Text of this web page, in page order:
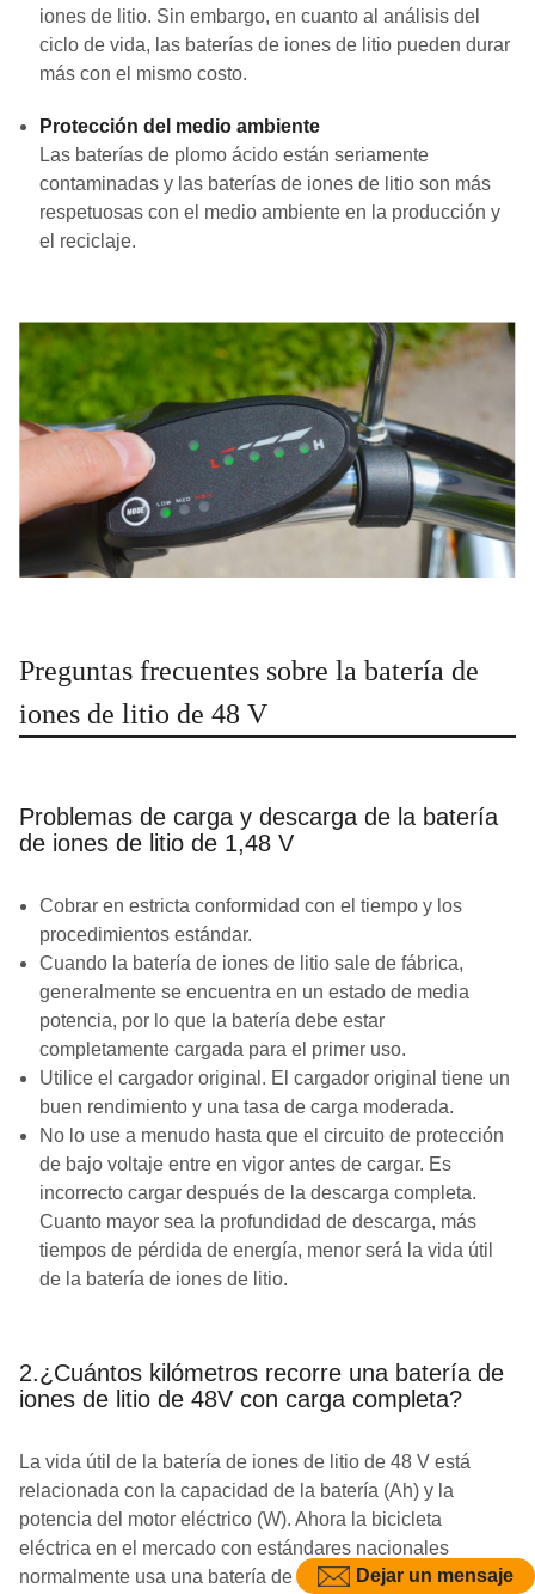
iones de litio. Sin embargo, en cuanto al análisis del
ciclo de vida, las baterías de iones de litio pueden durar
más con el mismo costo.
Protección del medio ambiente
Las baterías de plomo ácido están seriamente
contaminadas y las baterías de iones de litio son más
respetuosas con el medio ambiente en la producción y
el reciclaje.
Preguntas frecuentes sobre la batería de
iones de litio de 48 V
Problemas de carga y descarga de la batería
de iones de litio de 1,48 V
Cobrar en estricta conformidad con el tiempo y los
procedimientos estándar.
Cuando la batería de iones de litio sale de fábrica,
generalmente se encuentra en un estado de media
potencia, por lo que la batería debe estar
completamente cargada para el primer uso.
Utilice el cargador original. El cargador original tiene un
buen rendimiento y una tasa de carga moderada.
No lo use a menudo hasta que el circuito de protección
de bajo voltaje entre en vigor antes de cargar. Es
incorrecto cargar después de la descarga completa.
Cuanto mayor sea la profundidad de descarga, más
tiempos de pérdida de energía, menor será la vida útil
de la batería de iones de litio.
2.¿Cuántos kilómetros recorre una batería de
iones de litio de 48V con carga completa?
La vida útil de la batería de iones de litio de 48 V está
relacionada con la capacidad de la batería (Ah) y la
potencia del motor eléctrico (W). Ahora la bicicleta
eléctrica en el mercado con estándares nacionales
normalmente usa una batería de iones de litio de 48V
Dejar un mensaje